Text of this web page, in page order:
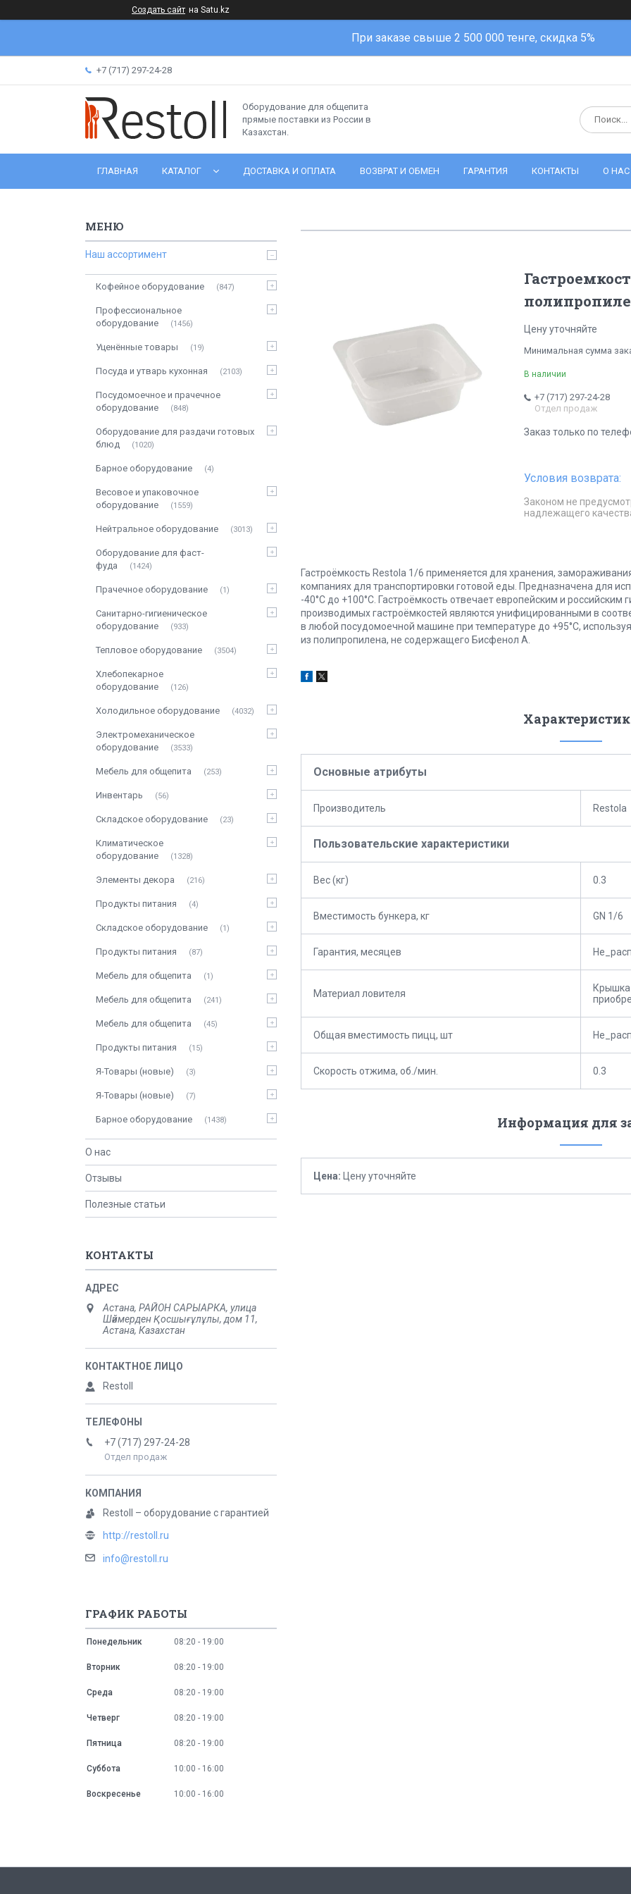
Создать сайт на Satu.kz
При заказе свыше 2 500 000 тенге, скидка 5%
+7 (717) 297-24-28
Оборудование для общепита
прямые поставки из России в
Казахстан.
ГЛАВНАЯ КАТАЛОГ ДОСТАВКА И ОПЛАТА ВОЗВРАТ И ОБМЕН ГАРАНТИЯ КОНТАКТЫ О НАС
Цену уточняйте
Минимальная сумма
В наличии
+7 (717) 297-24-28
Отдел продаж
Заказ только по
Законом не
надлежащего
Гастроёмкость Restola 1/6 применяется для хранения,
компаниях для транспортировки готовой еды. Предназначена для
-40°С до +100°С. Гастроёмкость отвечает европейским и
производимых гастроёмкостей являются унифицированными в
в любой посудомоечной машине при температуре до +95°С,
из полипропилена, не содержащего Бисфенол А.
Основные атрибуты
Производитель Restola
Пользовательские характеристики
Вес (кг) 0.3
Вместимость бункера, кг GN 1/6
Гарантия, месяцев
Материал ловителя
Крышка
Общая вместимость пицц, шт
Скорость отжима, об./мин. 0.3
Информация для
Цена: Цену уточняйте
Наш ассортимент
Кофейное оборудование 847
Профессиональное
оборудование
1456
Уценённые товары 19
Посуда и утварь кухонная 2103
Посудомоечное и прачечное
оборудование
848
Оборудование для раздачи готовых
блюд
1020
Барное оборудование 4
Весовое и упаковочное
оборудование
1559
Нейтральное оборудование 3013
Оборудование для фаст-
фуда
1424
Прачечное оборудование 1
Санитарно-гигиеническое
оборудование
933
Тепловое оборудование 3504
Хлебопекарное
оборудование
126
Холодильное оборудование 4032
Электромеханическое
оборудование
3533
Мебель для общепита 253
Инвентарь 56
Складское оборудование 23
Климатическое
оборудование
1328
Элементы декора 216
Продукты питания 4
Складское оборудование 1
Продукты питания 87
Мебель для общепита 1
Мебель для общепита 241
Мебель для общепита 45
Продукты питания 15
Я-Товары (новые) 3
Я-Товары (новые) 7
Барное оборудование 1438
О нас
Отзывы
Полезные статьи
КОНТАКТЫ
Астана, РАЙОН САРЫАРКА, улица
Шәймерден Қосшығұлұлы, дом 11,
Астана, Казахстан
Restoll
+7 (717) 297-24-28
Отдел продаж
Restoll – оборудование с гарантией
http://restoll.ru
info@restoll.ru
ГРАФИК РАБОТЫ
Понедельник 08:20 19:00
Вторник 08:20 19:00
Среда 08:20 19:00
Четверг 08:20 19:00
Пятница 08:20 19:00
Суббота 10:00 16:00
Воскресенье 10:00 16:00